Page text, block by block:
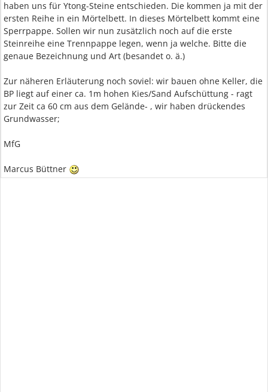
haben uns für Ytong-Steine entschieden. Die kommen ja mit der
ersten Reihe in ein Mörtelbett. In dieses Mörtelbett kommt eine
Sperrpappe. Sollen wir nun zusätzlich noch auf die erste
Steinreihe eine Trennpappe legen, wenn ja welche. Bitte die
genaue Bezeichnung und Art (besandet o. ä.)
Zur näheren Erläuterung noch soviel: wir bauen ohne Keller, die
BP liegt auf einer ca. 1m hohen Kies/Sand Aufschüttung - ragt
zur Zeit ca 60 cm aus dem Gelände- , wir haben drückendes
Grundwasser;
MfG
Marcus Büttner